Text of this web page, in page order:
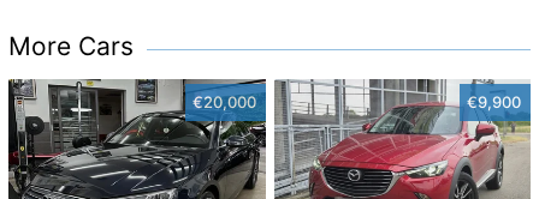
More Cars
€20,000 €9,900